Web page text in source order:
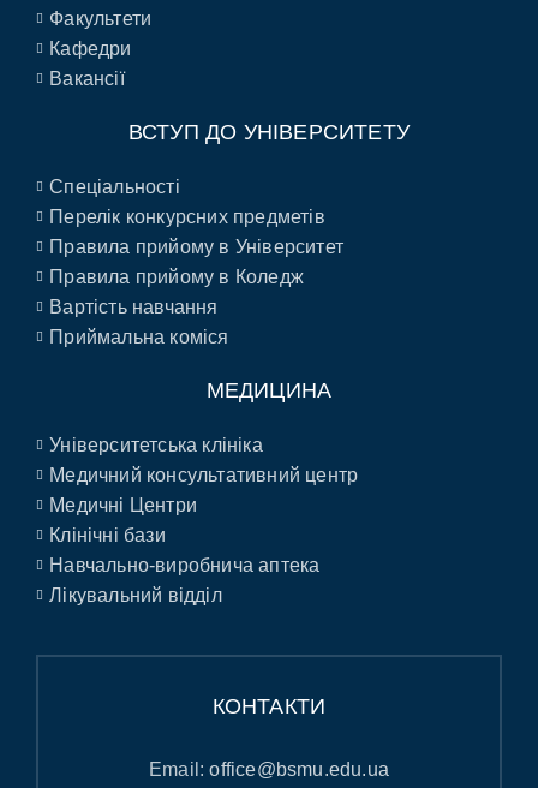
Факультети
Кафедри
Вакансії
ВСТУП ДО УНІВЕРСИТЕТУ
Спеціальності
Перелік конкурсних предметів
Правила прийому в Університет
Правила прийому в Коледж
Вартість навчання
Приймальна коміся
МЕДИЦИНА
Університетська клініка
Медичний консультативний центр
Медичні Центри
Клінічні бази
Навчально-виробнича аптека
Лікувальний відділ
КОНТАКТИ
Email:office@bsmu.edu.ua